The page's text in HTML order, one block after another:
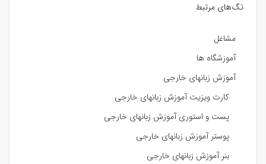
تگ‌های مرتبط
مشاغل
آموزشگاه ها
آموزش زبانهای خارجی
کارت ویزیت آموزش زبانهای خارجی
پست و استوری آموزش زبانهای خارجی
پوستر آموزش زبانهای خارجی
بنر آموزش زبانهای خارجی